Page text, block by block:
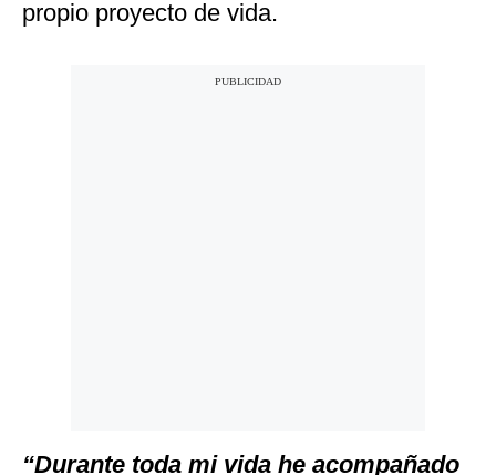
propio proyecto de vida.
“Durante toda mi vida he acompañado